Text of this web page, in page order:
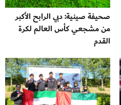
صحيفة صينية: دبي الرابح الأكبر
من مشجعي كأس العالم لكرة
القدم